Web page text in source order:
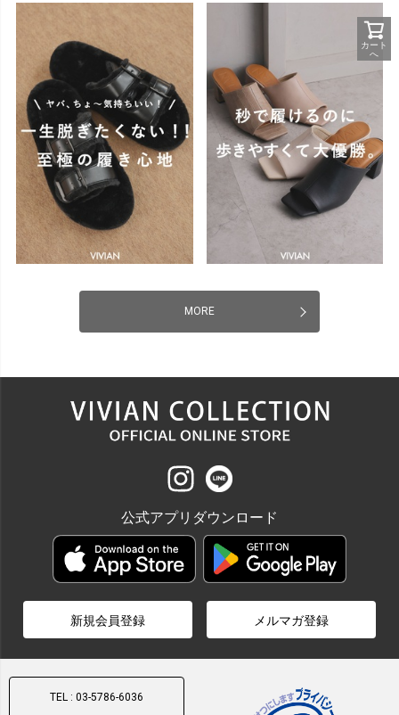
MORE
カート
へ
公式アプリダウンロード
新規会員登録 メルマガ登録
TEL : 03-5786-6036